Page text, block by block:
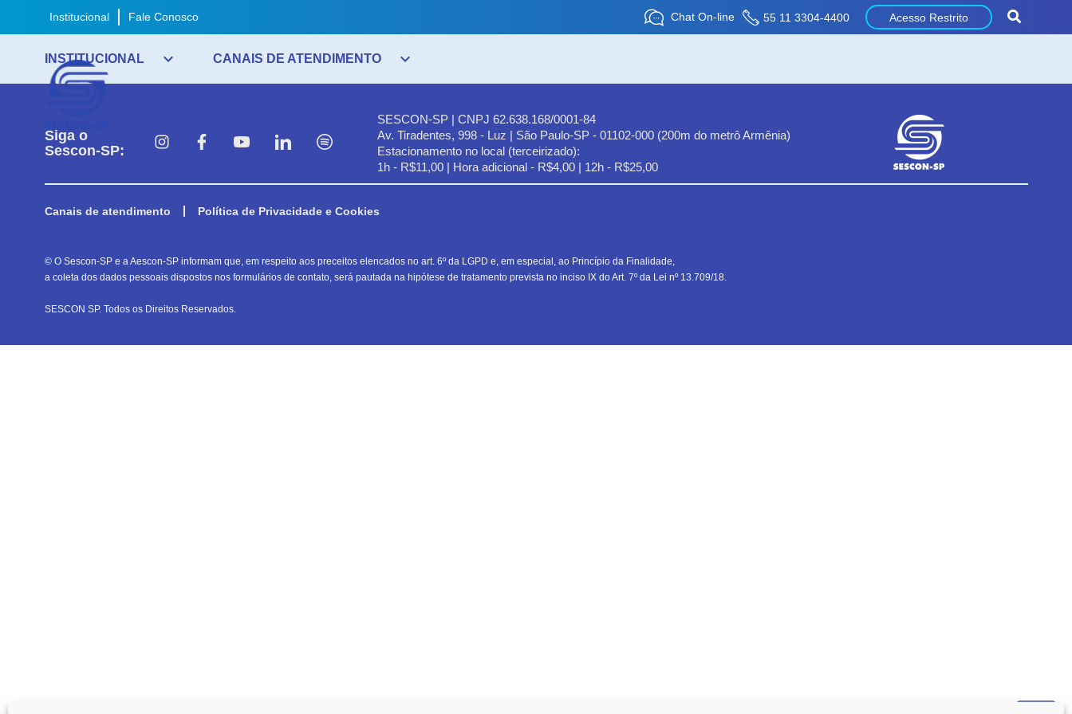
Institucional Fale Conosco Chat On-line 55 11 3304-4400 Acesso Restrito
INSTITUCIONAL expand_more CANAIS DE ATENDIMENTO expand_more
Siga o
Sescon-SP:
SESCON-SP | CNPJ 62.638.168/0001-84
Av. Tiradentes, 998 - Luz | São Paulo-SP - 01102-000 (200m do metrô Armênia)
Estacionamento no local (terceirizado):
1h - R$11,00 | Hora adicional - R$4,00 | 12h - R$25,00
Canais de atendimento Política de Privacidade e Cookies
© O Sescon-SP e a Aescon-SP informam que, em respeito aos preceitos elencados no art. 6º da LGPD e, em especial, ao Princípio da Finalidade,
a coleta dos dados pessoais dispostos nos formulários de contato, será pautada na hipótese de tratamento prevista no inciso IX do Art. 7º da Lei nº 13.709/18.
SESCON SP. Todos os Direitos Reservados.